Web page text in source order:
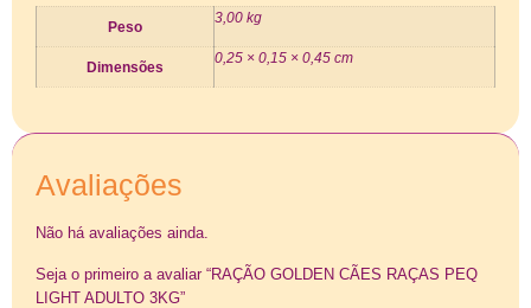
Peso
3,00 kg
Dimensões
0,25 × 0,15 × 0,45 cm
Avaliações
Não há avaliações ainda.
Seja o primeiro a avaliar “RAÇÃO GOLDEN CÃES RAÇAS PEQ
LIGHT ADULTO 3KG”